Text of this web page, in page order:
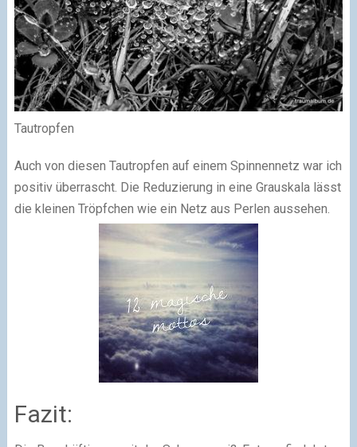
Tautropfen
Auch von diesen Tautropfen auf einem Spinnennetz war ich
positiv überrascht. Die Reduzierung in eine Grauskala lässt
die kleinen Tröpfchen wie ein Netz aus Perlen aussehen.
Fazit: